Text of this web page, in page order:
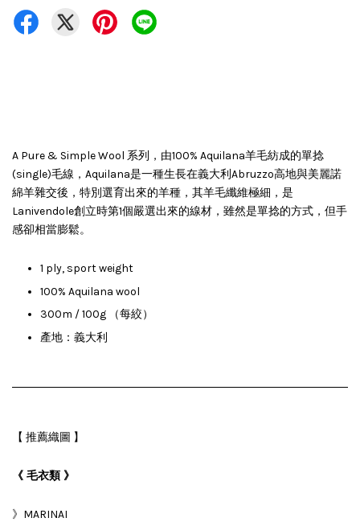
A Pure & Simple Wool 系列，由100% Aquilana羊毛紡成的單捻
(single)毛線，Aquilana是一種生長在義大利Abruzzo高地與美麗諾
綿羊雜交後，特別選育出來的羊種，其羊毛纖維極細，是
Lanivendole創立時第1個嚴選出來的線材，雖然是單捻的方式，但手
感卻相當膨鬆。
1 ply, sport weight
100% Aquilana wool
300m / 100g （每絞）
產地：義大利
【 推薦織圖 】
《 毛衣類 》
》MARINAI